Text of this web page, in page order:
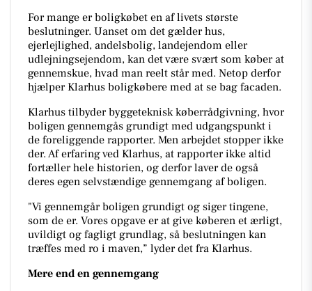
For mange er boligkøbet en af livets største
beslutninger. Uanset om det gælder hus,
ejerlejlighed, andelsbolig, landejendom eller
udlejningsejendom, kan det være svært som køber at
gennemskue, hvad man reelt står med. Netop derfor
hjælper Klarhus boligkøbere med at se bag facaden.
Klarhus tilbyder byggeteknisk køberrådgivning, hvor
boligen gennemgås grundigt med udgangspunkt i
de foreliggende rapporter. Men arbejdet stopper ikke
der. Af erfaring ved Klarhus, at rapporter ikke altid
fortæller hele historien, og derfor laver de også
deres egen selvstændige gennemgang af boligen.
"Vi gennemgår boligen grundigt og siger tingene,
som de er. Vores opgave er at give køberen et ærligt,
uvildigt og fagligt grundlag, så beslutningen kan
træffes med ro i maven,” lyder det fra Klarhus.
Mere end en gennemgang